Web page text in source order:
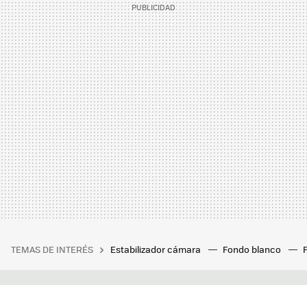
TEMAS DE INTERÉS Estabilizador cámara Fondo blanco